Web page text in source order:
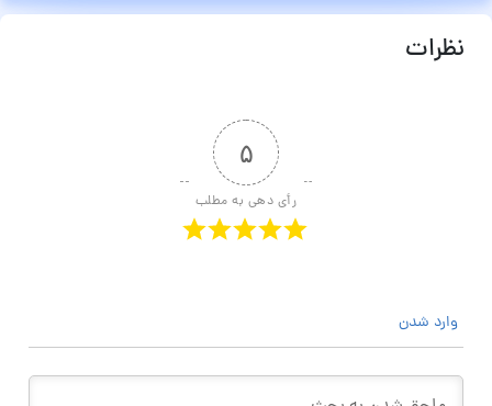
نظرات
۵
رأی دهی به مطلب
وارد شدن